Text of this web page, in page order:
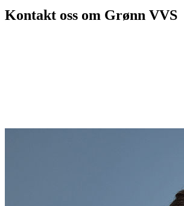
Kontakt oss om Grønn VVS